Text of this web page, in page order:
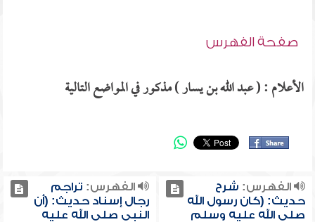
صفحة الفهرس
الأعلام : ( عبد الله بن يسار ) مذكور في المواضع التالية
الفهرس: شرح
حديث: (كان رسول الله
صلى الله عليه وسلم
الفهرس: تراجم
رجال إسناد حديث: (أن
النبي صلى الله عليه